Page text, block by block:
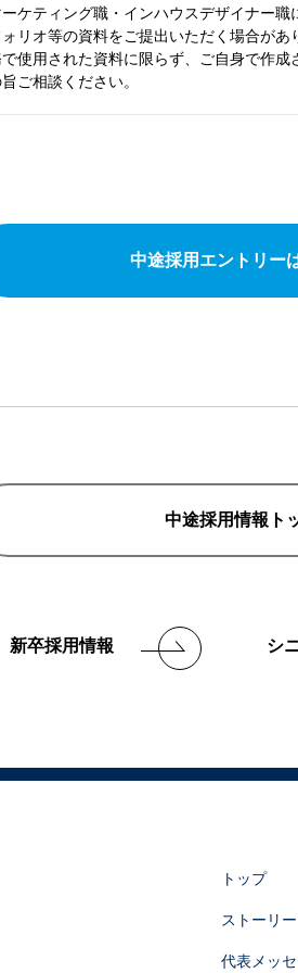
ケティング職・インハウスデザイナー職
ォリオ等の資料をご提出いただく場合があ
使用された資料に限らず、ご自身で作成
ご相談ください。
中途採用エントリー
中途採用情報ト
新卒採用情報 シ
トップ
ストーリー
代表メッ